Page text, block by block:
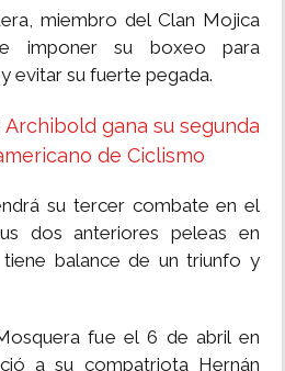
miembro del Clan Mojica
imponer su boxeo para
evitar su fuerte pegada.
Archibold gana su segunda
de Ciclismo
su tercer combate en el
dos anteriores peleas en
balance de un triunfo y
fue el 6 de abril en
a su compatriota Hernán